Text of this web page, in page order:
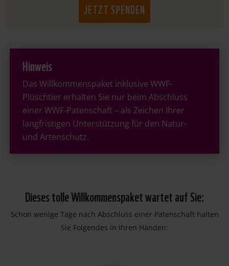
JETZT SPENDEN
Hinweis
Das Willkommenspaket inklusive WWF-
Plüschtier erhalten Sie nur beim Abschluss
einer WWF-Patenschaft – als Zeichen Ihrer
langfristigen Unterstützung für den Natur-
und Artenschutz.
Dieses tolle Willkommenspaket wartet auf Sie:
Schon wenige Tage nach Abschluss einer Patenschaft halten
Sie Folgendes in Ihren Händen: